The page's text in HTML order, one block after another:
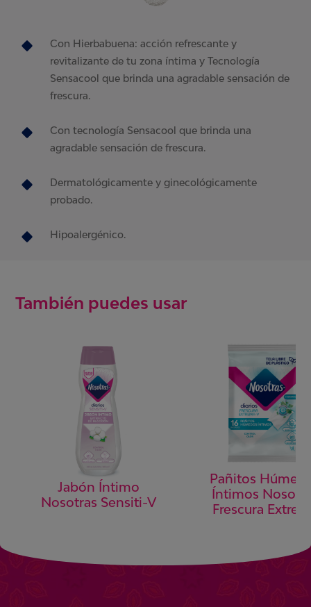
Con Hierbabuena: acción refrescante y
revitalizante de tu zona íntima y Tecnología
Sensacool que brinda una agradable sensación de
frescura.
Con tecnología Sensacool que brinda una
agradable sensación de frescura.
Dermatológicamente y ginecológicamente
probado.
Hipoalergénico.
También puedes usar
Jabón Íntimo
Nosotras Sensiti-V
Pañitos
Íntimos
Frescura